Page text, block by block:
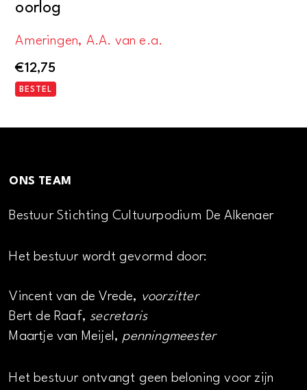
oorlog
Ameringen, A.A. van e.a.
€12,75
BESTEL
ONS TEAM
Bestuur Stichting Cultuurpodium De Alkenaer
Het bestuur wordt gevormd door:
Vincent van de Vrede, voorzitter
Bert de Raaf, secretaris
Maartje van Meijel, penningmeester
Het bestuur ontvangt geen beloning voor zijn